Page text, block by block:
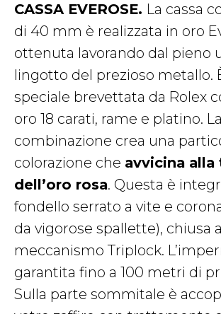
CASSA EVEROSE. La cassa
di 40 mm è realizzata in oro
ottenuta lavorando dal pieno
lingotto del prezioso metallo.
speciale brevettata da Rolex
oro 18 carati, rame e platino.
combinazione crea una
colorazione che avvicina
dell’oro rosa. Questa è
fondello serrato a vite e
da vigorose spallette), chiusa
meccanismo Triplock.
garantita fino a 100 metri di
Sulla parte sommitale è